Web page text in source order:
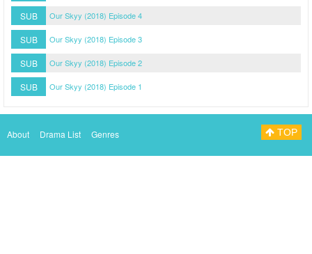
SUB Our Skyy (2018) Episode 4
SUB Our Skyy (2018) Episode 3
SUB Our Skyy (2018) Episode 2
SUB Our Skyy (2018) Episode 1
About Drama List Genres TOP